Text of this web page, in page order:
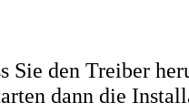
Sie den Treiber
dann die